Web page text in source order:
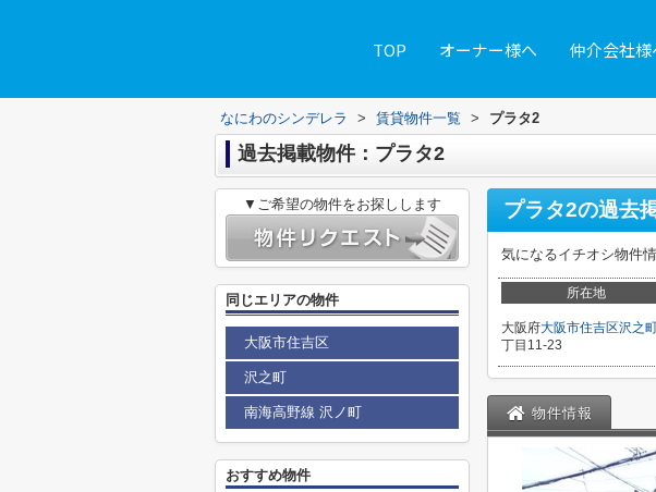
TOP オーナー様へ 仲介会社様
なにわのシンデレラ > 賃貸物件一覧 > プラタ2
過去掲載物件：プラタ2
プラタ2の過去
気になるイチオシ物件
所在地
大阪府大阪市住吉区沢之
丁目11-23
物件情報
▼ご希望の物件をお探しします
同じエリアの物件
大阪市住吉区
沢之町
南海高野線 沢ノ町
おすすめ物件